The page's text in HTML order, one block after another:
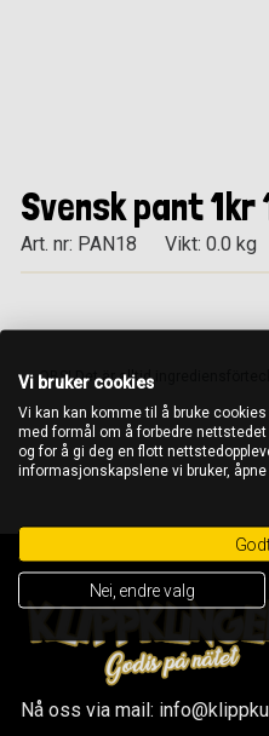
Svensk pant 1kr
Art. nr: PAN18 Vikt: 0.0 kg
OBS! Det är alltid
Nå oss via mail:
Vi bruker cookies
Vi kan kan komme til å bruke
med formål om å forbedre
og for å gi deg en flott
informasjonskapslene vi bruker,
Nei, endre valg